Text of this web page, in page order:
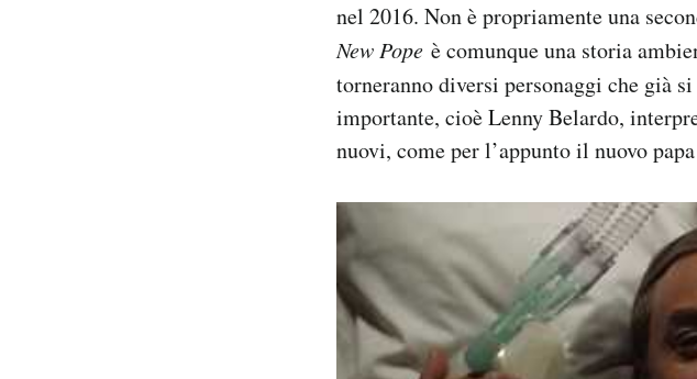
nel 2016. Non è propriamente una
New Pope è comunque una storia
torneranno diversi personaggi che già
importante, cioè Lenny Belardo,
nuovi, come per l’appunto il nuovo